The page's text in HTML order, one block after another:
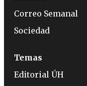
Correo Semanal
Sociedad
Temas
Editorial ÚH